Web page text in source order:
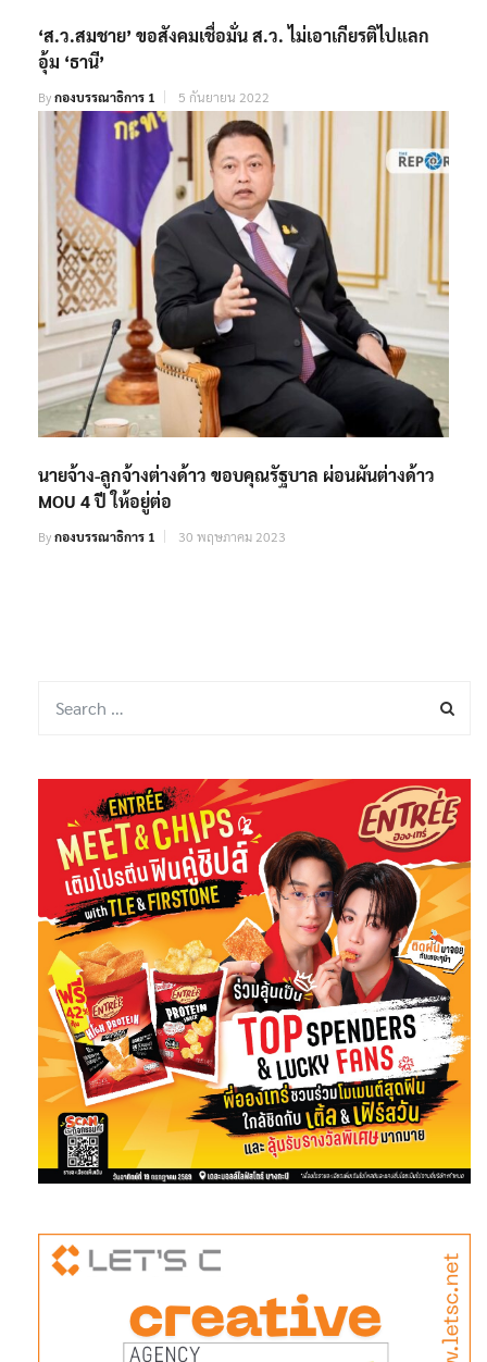
‘ส.ว.สมชาย’ ขอสังคมเชื่อมั่น ส.ว. ไม่เอาเกียรติไปแลก
อุ้ม ‘ธานี’
Byกองบรรณาธิการ 1 5 กันยายน 2022
นายจ้าง-ลูกจ้างต่างด้าว ขอบคุณรัฐบาล ผ่อนผันต่างด้าว
MOU 4 ปี ให้อยู่ต่อ
Byกองบรรณาธิการ 1 30 พฤษภาคม 2023